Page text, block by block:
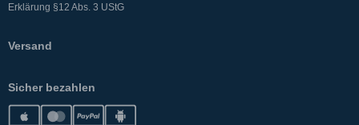
Erklärung §12 Abs. 3 UStG
Versand
Sicher bezahlen